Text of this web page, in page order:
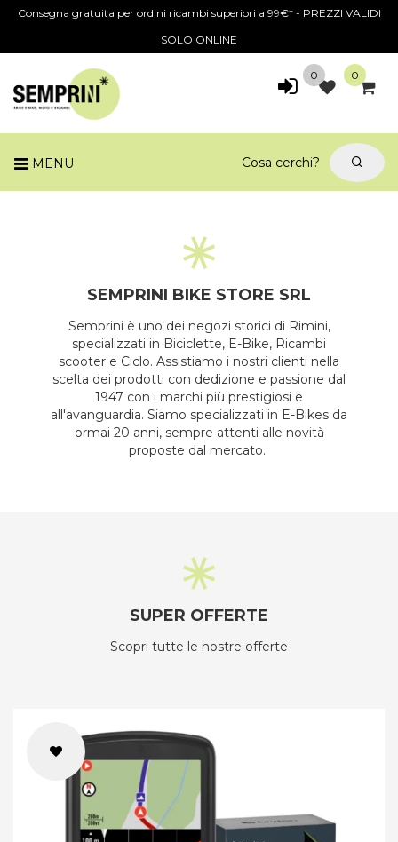
Consegna gratuita per ordini ricambi superiori a 99€* - PREZZI VALIDI
SOLO ONLINE
MENU
0 0
SEMPRINI BIKE STORE SRL
Semprini è uno dei negozi storici di Rimini,
specializzati in Biciclette, E-Bike, Ricambi
scooter e Ciclo. Assistiamo i nostri clienti nella
scelta dei prodotti con dedizione e passione dal
1947 con i marchi più prestigiosi e
all'avanguardia. Siamo specializzati in E-Bikes da
ormai 20 anni, sempre attenti alle novità
proposte dal mercato.
SUPER OFFERTE
Scopri tutte le nostre offerte